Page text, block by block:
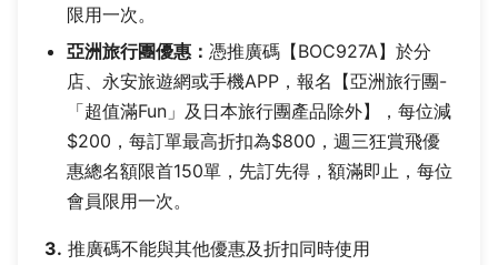
限用一次。
亞洲旅行團優惠： 憑推廣碼【BOC927A】於分
店、永安旅遊網或手機APP，報名【亞洲旅行團-
「超值滿Fun」及日本旅行團產品除外】，每位減
$200，每訂單最高折扣為$800，週三狂賞飛優
惠總名額限首150單，先訂先得，額滿即止，每位
會員限用一次。
3. 推廣碼不能與其他優惠及折扣同時使用